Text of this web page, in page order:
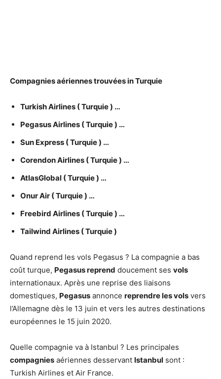
Compagniesaériennes trouvées inTurquie
Turkish Airlines (Turquie) …
Pegasus Airlines (Turquie) …
Sun Express (Turquie) …
Corendon Airlines (Turquie) …
AtlasGlobal (Turquie) …
Onur Air (Turquie) …
Freebird Airlines (Turquie) …
Tailwind Airlines (Turquie)
Quand reprend les vols Pegasus ? La compagnie a bas
coût turque, Pegasus reprend doucement ses vols
internationaux. Après une reprise des liaisons
domestiques, Pegasus annonce reprendre les vols vers
l’Allemagne dès le 13 juin et vers les autres destinations
européennes le 15 juin 2020.
Quelle compagnie va à Istanbul ? Les principales
compagnies aériennes desservant Istanbul sont :
Turkish Airlines et Air France.